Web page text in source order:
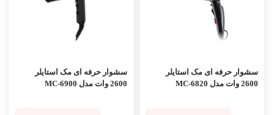
سشوار حرفه ای مک استایلر
2600 وات مدل MC-6820
سشوار حرفه ای مک استایلر
2600 وات مدل MC-6900